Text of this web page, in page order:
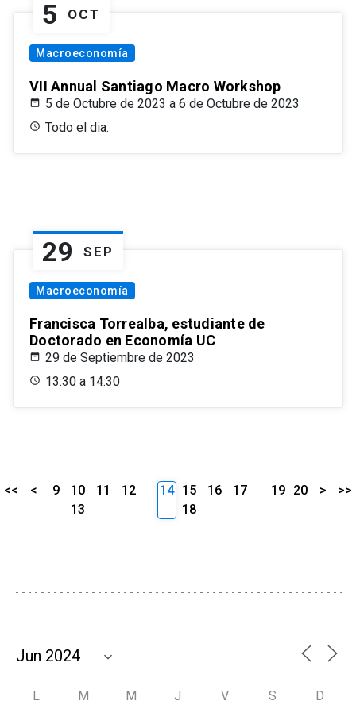
5 OCT
Macroeconomía
VII Annual Santiago Macro Workshop
5 de Octubre de 2023 a 6 de Octubre de 2023
Todo el dia.
29 SEP
Macroeconomía
Francisca Torrealba, estudiante de
Doctorado en Economía UC
29 de Septiembre de 2023
13:30 a 14:30
<< < 9 10 11
12
13
14 15 16
17
18
19 20 > >>
L M M J V S D